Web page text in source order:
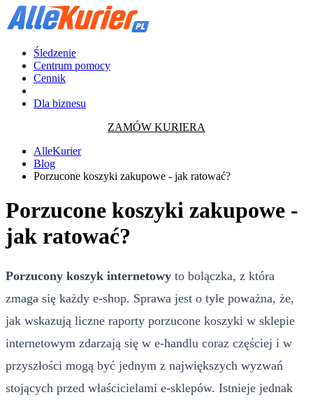
Śledzenie
Centrum pomocy
Cennik
Dla biznesu
ZAMÓW KURIERA
AlleKurier
Blog
Porzucone koszyki zakupowe - jak ratować?
Porzucone koszyki zakupowe -
jak ratować?
Porzucony koszyk internetowy to bolączka, z która
zmaga się każdy e-shop. Sprawa jest o tyle poważna, że,
jak wskazują liczne raporty porzucone koszyki w sklepie
internetowym zdarzają się w e-handlu coraz częściej i w
przyszłości mogą być jednym z największych wyzwań
stojących przed właścicielami e-sklepów. Istnieje jednak